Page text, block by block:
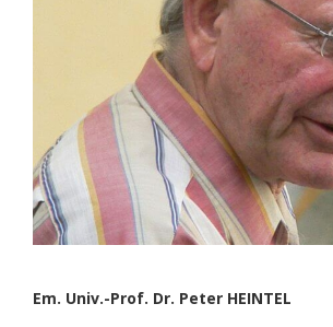
Em. Univ.-Prof. Dr. Peter HEINTEL